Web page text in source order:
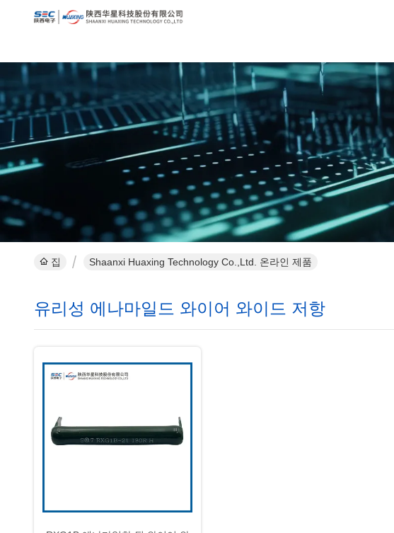
집 Shaanxi Huaxing Technology Co.,Ltd. 온라인 제품
유리성 에나마일드 와이어 와이드 저항